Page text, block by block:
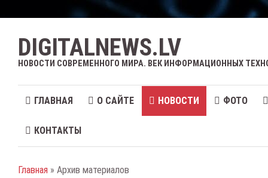
DIGITALNEWS.LV
НОВОСТИ СОВРЕМЕННОГО МИРА. ВЕК ИНФОРМАЦИОННЫХ
ГЛАВНАЯ О САЙТЕ НОВОСТИ ФОТО
КОНТАКТЫ
Главная » Архив материалов